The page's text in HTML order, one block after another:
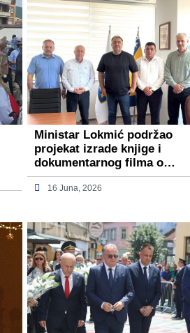
Ministar Lokmić podržao
projekat izrade knjige i
dokumentarnog filma o…
16 Juna, 2026